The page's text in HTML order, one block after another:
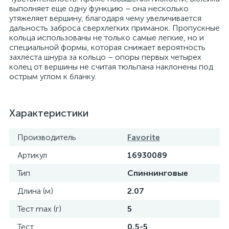
выполняет еще одну функцию – она несколько
утяжеляет вершину, благодаря чему увеличивается
дальность заброса сверхлегких приманок. Пропускные
кольца использованы не только самые легкие, но и
специальной формы, которая снижает вероятность
захлеста шнура за кольцо – опоры первых четырех
колец от вершины не считая тюльпана наклонены под
острым углом к бланку.
Характеристики
Производитель
Favorite
Артикул
16930089
Тип
Спиннинговые
Длина (м)
2.07
Тест max (г)
5
Тест
0,5-5